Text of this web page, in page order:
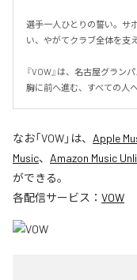
選手一人ひとりの誓い。サ
い、やがてクラブ全体を支
『VOW』は、名古屋グラン
胸に前へ進む、すべての人
なお「VOW」は、 Apple
Music、 Amazon Music
ができる。
各配信サービス： VOW